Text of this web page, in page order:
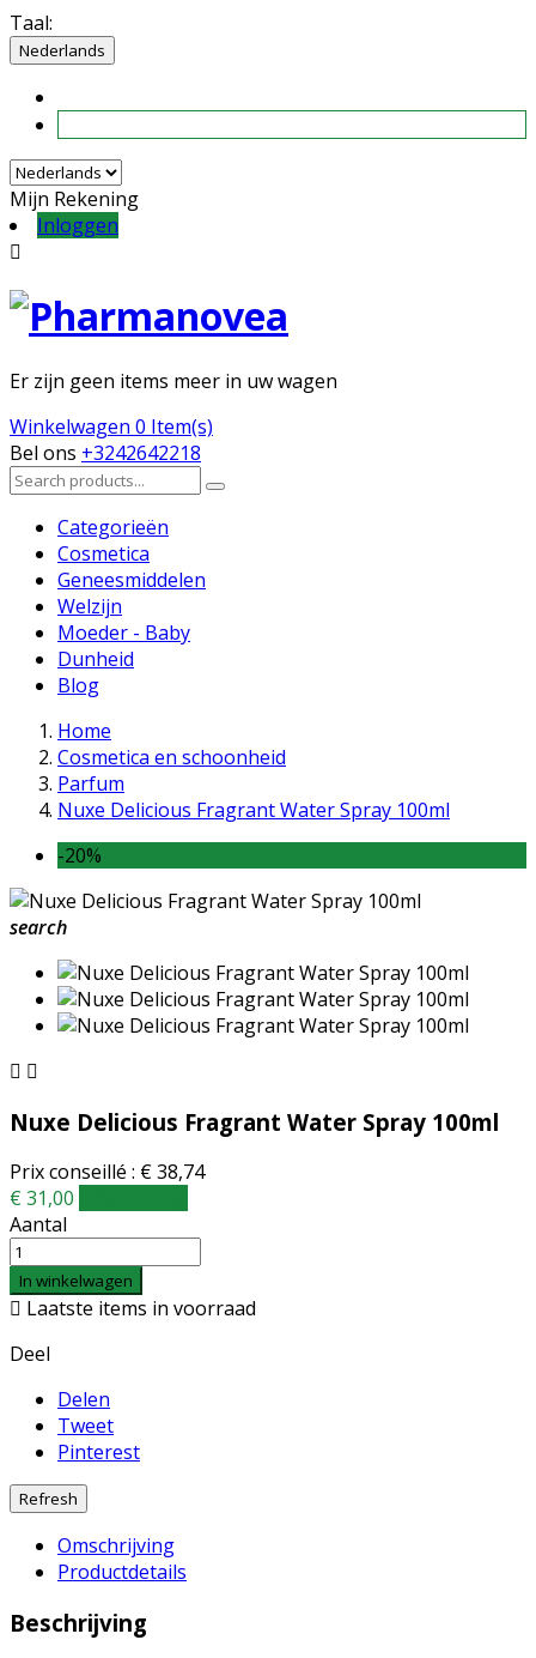
Taal:
Nederlands
Mijn Rekening
Inloggen

Er zijn geen items meer in uw wagen
Winkelwagen 0 Item(s)
Bel ons +3242642218
Categorieën
Cosmetica
Geneesmiddelen
Welzijn
Moeder - Baby
Dunheid
Blog
Home
Cosmetica en schoonheid
Parfum
Nuxe Delicious Fragrant Water Spray 100ml
-20%
search
 
Nuxe Delicious Fragrant Water Spray 100ml
Prix conseillé : € 38,74
€ 31,00
Aantal
In winkelwagen
 Laatste items in voorraad
Deel
Delen
Tweet
Pinterest
Omschrijving
Productdetails
Beschrijving